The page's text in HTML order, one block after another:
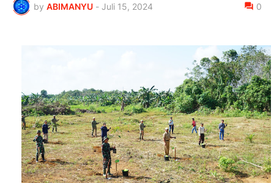
by ABIMANYU - Juli 15, 2024 0